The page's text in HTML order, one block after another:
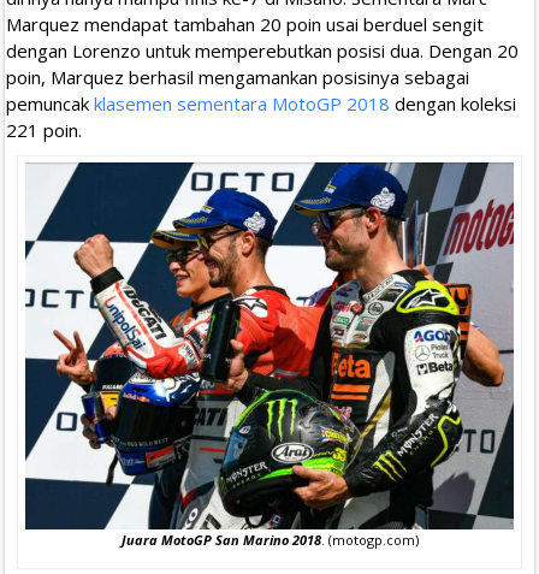
Marquez mendapat tambahan 20 poin usai berduel sengit
dengan Lorenzo untuk memperebutkan posisi dua. Dengan 20
poin, Marquez berhasil mengamankan posisinya sebagai
pemuncak klasemen sementara MotoGP 2018 dengan koleksi
221 poin.
Juara MotoGP San Marino 2018. (motogp.com)